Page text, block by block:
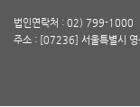
법인연락처 : 02) 799-1000
주소 : [07236] 서울특별시